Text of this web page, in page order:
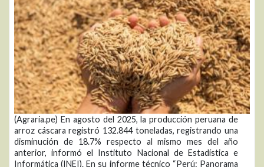
(Agraria.pe) En agosto del 2025, la producción peruana de
arroz cáscara registró 132.844 toneladas, registrando una
disminución de 18.7% respecto al mismo mes del año
anterior, informó el Instituto Nacional de Estadística e
Informática (INEI). En su informe técnico “Perú: Panorama